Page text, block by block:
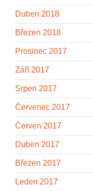
Duben 2018
Březen 2018
Prosinec 2017
Září 2017
Srpen 2017
Červenec 2017
Červen 2017
Duben 2017
Březen 2017
Leden 2017